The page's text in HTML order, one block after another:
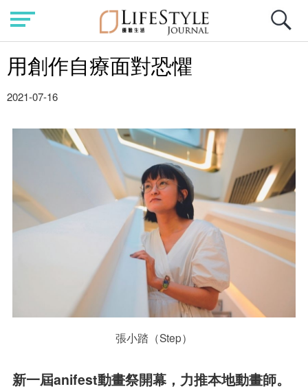
用創作自療面對恐懼
2021-07-16
張小踏（Step）
新一屆anifest動畫祭開幕，力推本地動畫師。